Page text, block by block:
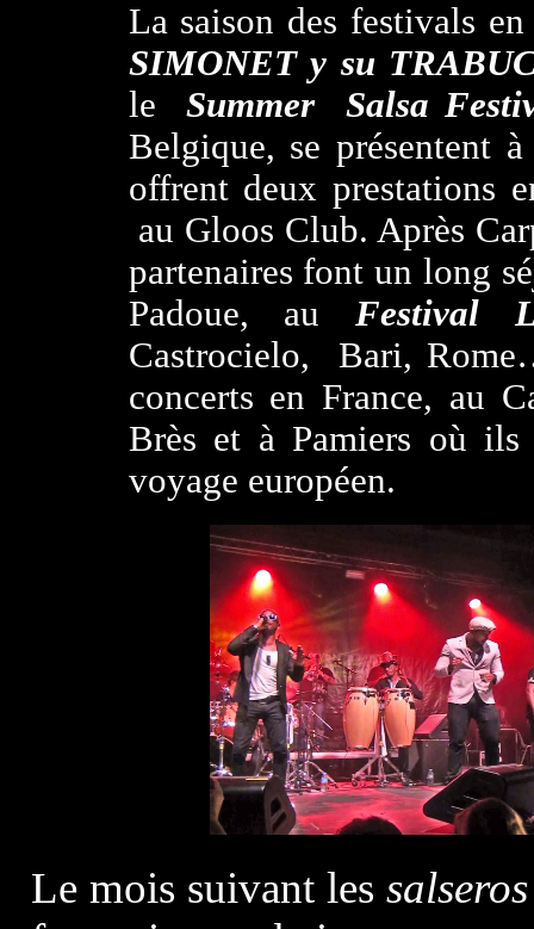
La saison des festivals
SIMONET y su
leSummer Salsa
Belgique, se présentent
offrent deux prestations
au Gloos Club. Après
partenaires font un long
Padoue, au Festival
Castrocielo, Bari,
concerts en France, au
Brès et à Pamiers où
voyage européen.
Le mois suivant les salseros